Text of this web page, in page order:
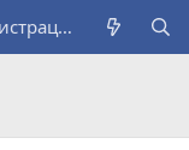
Регистрация